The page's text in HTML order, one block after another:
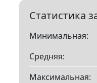
Все
Адміністрація,
Сільське
Показать все
Статистика
Минимальная:
Средняя:
Максимальная: